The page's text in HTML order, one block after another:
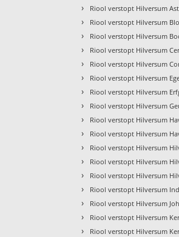
› Riool verstopt Hilversum
› Riool verstopt Hilversum
› Riool verstopt Hilversum
› Riool verstopt Hilversum
› Riool verstopt Hilversum
› Riool verstopt Hilversum
› Riool verstopt Hilversum
› Riool verstopt Hilversum
› Riool verstopt Hilversum
› Riool verstopt Hilversum
› Riool verstopt Hilversum
› Riool verstopt Hilversum
› Riool verstopt Hilversum
› Riool verstopt Hilversum
› Riool verstopt Hilversum
› Riool verstopt Hilversum
› Riool verstopt Hilversum